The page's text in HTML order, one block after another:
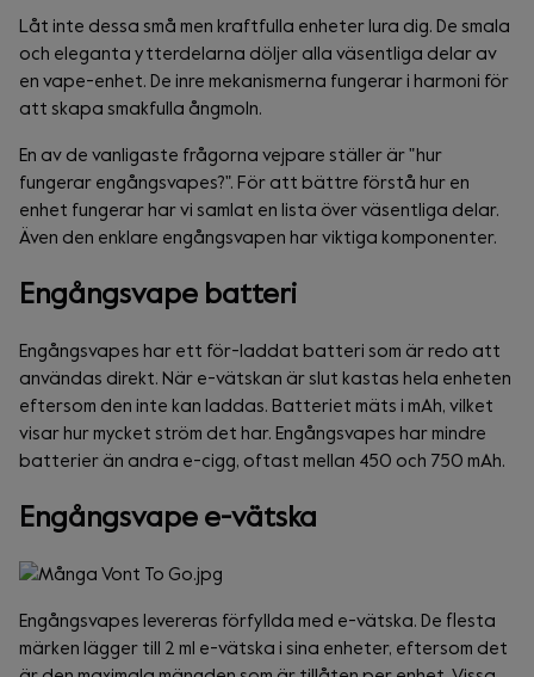
Låt inte dessa små men kraftfulla enheter lura dig. De smala
och eleganta ytterdelarna döljer alla väsentliga delar av
en vape-enhet. De inre mekanismerna fungerar i harmoni för
att skapa smakfulla ångmoln.
En av de vanligaste frågorna vejpare ställer är "hur
fungerar engångsvapes?". För att bättre förstå hur en
enhet fungerar har vi samlat en lista över väsentliga delar.
Även den enklare engångsvapen har viktiga komponenter.
Engångsvape batteri
Engångsvapes har ett för-laddat batteri som är redo att
användas direkt. När e-vätskan är slut kastas hela enheten
eftersom den inte kan laddas. Batteriet mäts i mAh, vilket
visar hur mycket ström det har. Engångsvapes har mindre
batterier än andra e-cigg, oftast mellan 450 och 750 mAh.
Engångsvape e-vätska
Engångsvapes levereras förfyllda med e-vätska. De flesta
märken lägger till 2 ml e-vätska i sina enheter, eftersom det